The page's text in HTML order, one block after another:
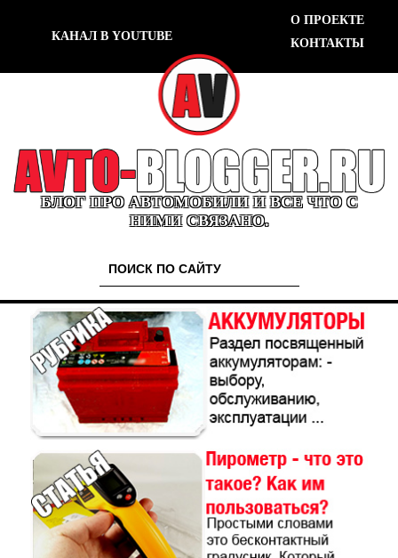
КАНАЛ В YOUTUBE
О ПРОЕКТЕ
КОНТАКТЫ
БЛОГ ПРО АВТОМОБИЛИ И ВСЕ ЧТО С
НИМИ СВЯЗАНО.